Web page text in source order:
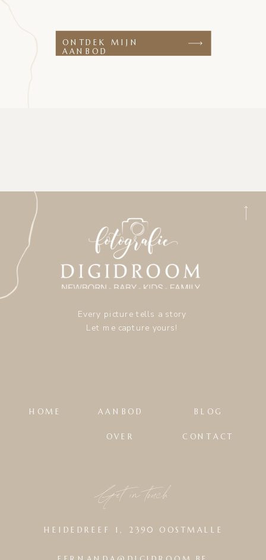
ONTDEK MIJN
AANBOD
HEIDEDREEF 1, 2390 OOSTMALLE
Get in touch
CONTACT
OVER
BLOG
AANBOD
HOME
Every picture tells a story
Let me capture yours!